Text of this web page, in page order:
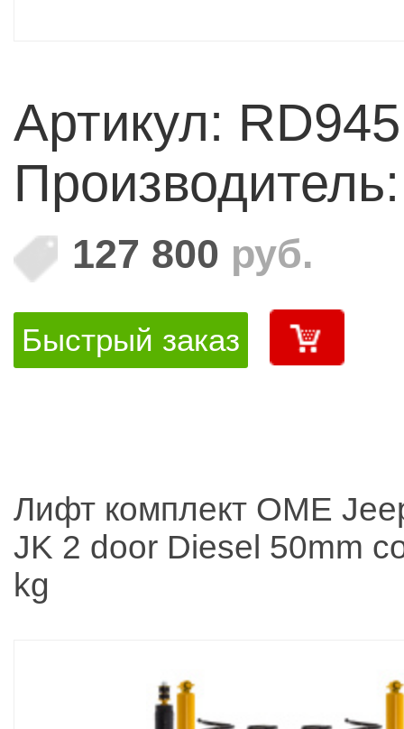
Артикул: RD945
127 800 руб.
Быстрый заказ
Лифт комплект OME
JK 2 door Diesel 50mm
kg